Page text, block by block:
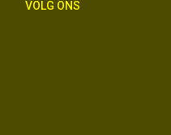
VOLG ONS